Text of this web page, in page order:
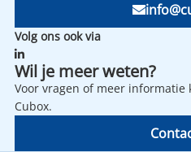
Volg ons ook via
Wil je meer weten?
Voor vragen of meer
Cubox.